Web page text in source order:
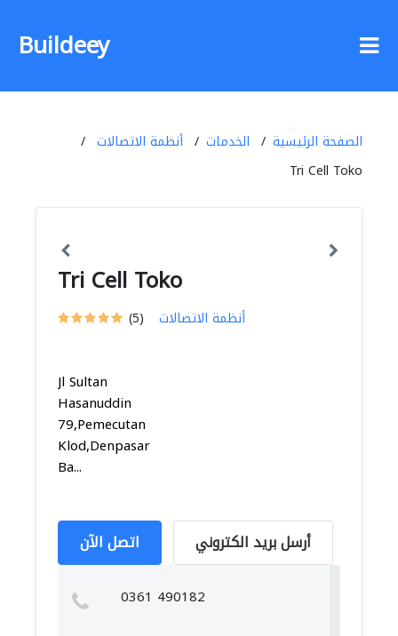
Buildeey
الصفحة الرئيسية الخدمات
أنظمة الاتصالات
Tri Cell Toko
Tri Cell Toko
(5) أنظمة الاتصالات
Jl Sultan
Hasanuddin
79,Pemecutan
Klod,Denpasar
Ba...
اتصل الآن أرسل بريد الكتروني
0361 490182